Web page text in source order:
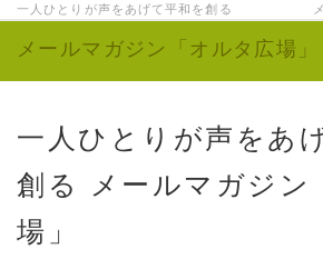
一人ひとりが声をあげて平和を創る メー
メールマガジン「オルタ広場」
一人ひとりが声をあ
創る メールマガジン
場」